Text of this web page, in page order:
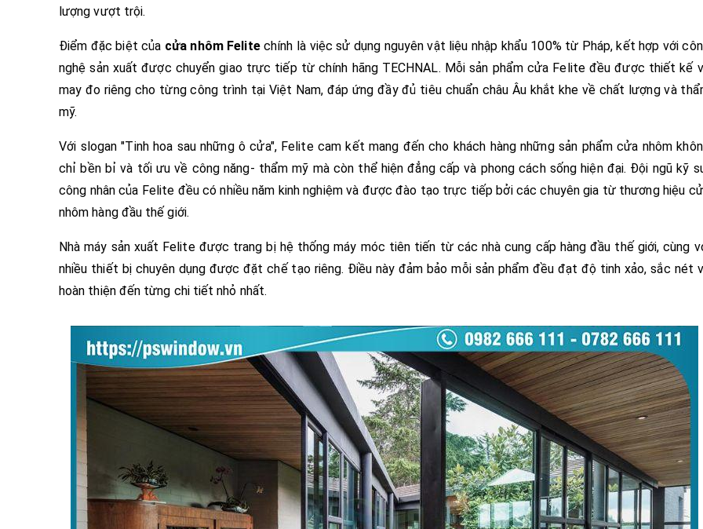
lượng vượt trội.
Điểm đặc biệt của cửa nhôm Felitechính là việc sử dụng nguyên vật liệu nhập khẩu 100% từ Pháp, kết hợp với
nghệ sản xuất được chuyển giao trực tiếp từ chính hãng TECHNAL. Mỗi sản phẩm cửa Felite đều được thiết kế
may đo riêng cho từng công trình tại Việt Nam, đáp ứng đầy đủ tiêu chuẩn châu Âu khắt khe về chất lượng và
mỹ.
Với slogan "Tinh hoa sau những ô cửa", Felite cam kết mang đến cho khách hàng những sản phẩm cửa nhôm
chỉ bền bỉ và tối ưu về công năng- thẩm mỹ mà còn thể hiện đẳng cấp và phong cách sống hiện đại. Đội ngũ kỹ
công nhân của Felite đều có nhiều năm kinh nghiệm và được đào tạo trực tiếp bởi các chuyên gia từ thương hiệu
nhôm hàng đầu thế giới.
Nhà máy sản xuất Felite được trang bị hệ thống máy móc tiên tiến từ các nhà cung cấp hàng đầu thế giới, cùng
nhiều thiết bị chuyên dụng được đặt chế tạo riêng. Điều này đảm bảo mỗi sản phẩm đều đạt độ tinh xảo, sắc nét
hoàn thiện đến từng chi tiết nhỏ nhất.